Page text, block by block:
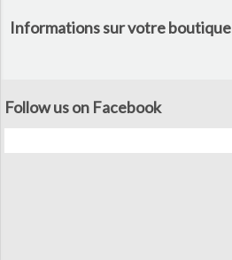
Informations sur votre boutique
Follow us on Facebook